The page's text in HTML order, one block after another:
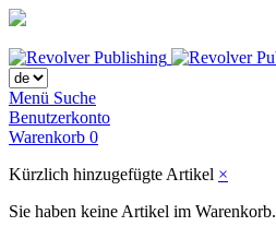
Menü Suche
Benutzerkonto
Warenkorb 0
Kürzlich hinzugefügte Artikel ×
Sie haben keine Artikel im Warenkorb.